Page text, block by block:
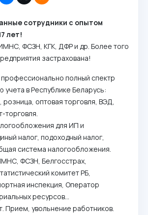
сотрудники с опытом
лет!
ФСЗН, КГК, ДФР и др. Более того
застрахована!
полный спектр
учета в Республике Беларусь:
розница, оптовая торговля, ВЭД,
торговля.
для ИП и
налог, подоходный налог,
система налогообложения.
ФСЗН, Белгосстрах,
комитет РБ,
инспекция, Оператор
ресурсов…
Прием, увольнение работников.